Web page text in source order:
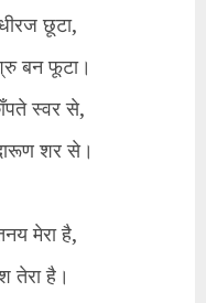
छूटा,
बन फूटा।
स्वर से,
शर से।
मेरा है,
तेरा है।